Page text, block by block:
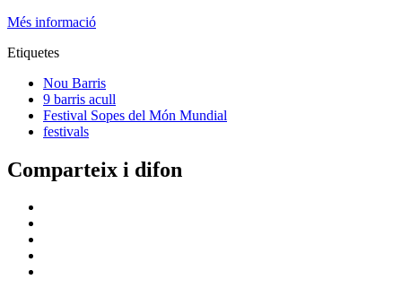
Més informació
Etiquetes
Nou Barris
9 barris acull
Festival Sopes del Món Mundial
festivals
Comparteix i difon